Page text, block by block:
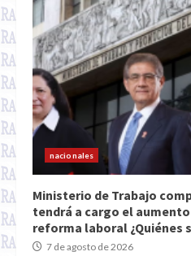
nacionales
Ministerio de Trabajo
tendrá a cargo el
reforma laboral ¿Quiénes
7 de agosto de 2026